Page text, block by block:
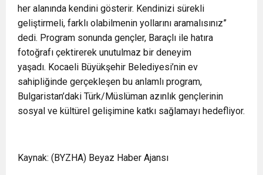
her alanında kendini gösterir. Kendinizi sürekli
geliştirmeli, farklı olabilmenin yollarını aramalısınız”
dedi. Program sonunda gençler, Baraçlı ile hatıra
fotoğrafı çektirerek unutulmaz bir deneyim
yaşadı. Kocaeli Büyükşehir Belediyesi’nin ev
sahipliğinde gerçekleşen bu anlamlı program,
Bulgaristan’daki Türk/Müslüman azınlık gençlerinin
sosyal ve kültürel gelişimine katkı sağlamayı hedefliyor.
Kaynak: (BYZHA) Beyaz Haber Ajansı